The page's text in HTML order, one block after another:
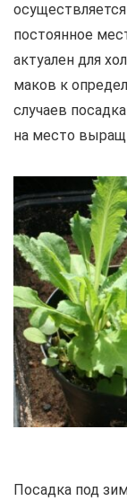
постоянное
актуален для
маков к
случаев
на место
Посадка под